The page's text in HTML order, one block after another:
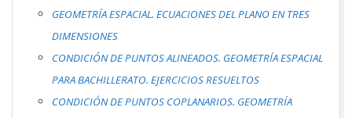
GEOMETRÍA ESPACIAL. ECUACIONES DEL PLANO EN TRES
DIMENSIONES
CONDICIÓN DE PUNTOS ALINEADOS. GEOMETRÍA ESPACIAL
PARA BACHILLERATO. EJERCICIOS RESUELTOS
CONDICIÓN DE PUNTOS COPLANARIOS. GEOMETRÍA